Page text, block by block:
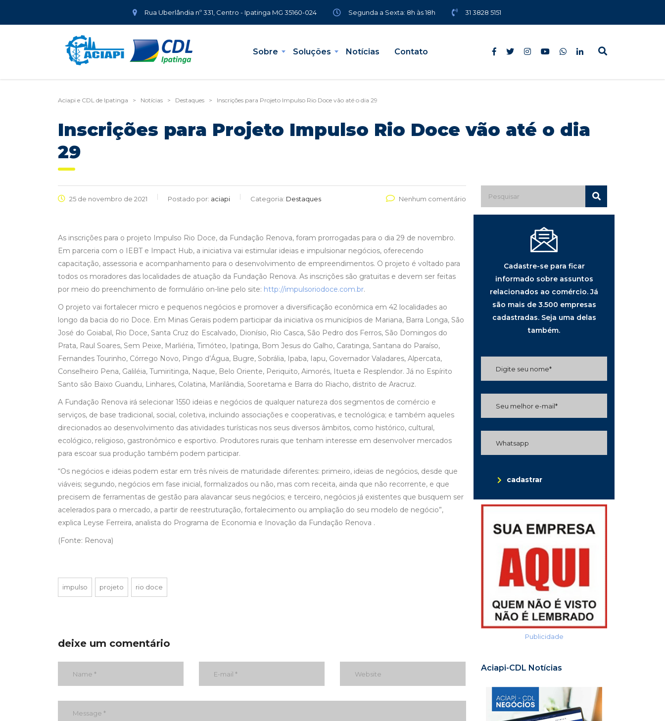
Rua Uberlândia nº 331, Centro - Ipatinga MG 35160-024 Segunda a Sexta: 8h às 18h 31 3828 5151
Sobre Soluções Notícias Contato
Aciapi e CDL de Ipatinga > Notícias > Destaques > Inscrições para Projeto Impulso Rio Doce vão até o dia 29
Inscrições para Projeto Impulso Rio Doce vão até o dia
29
25 de novembro de 2021 Postado por: aciapi Categoria: Destaques Nenhum comentário
As inscrições para o projeto Impulso Rio Doce, da Fundação Renova, foram prorrogadas para o dia 29 de novembro.
Em parceria com o IEBT e Impact Hub, a iniciativa vai estimular ideias e impulsionar negócios, oferecendo
capacitação, assessoria e acompanhamento para o desenvolvimento de empreendimentos. O projeto é voltado para
todos os moradores das localidades de atuação da Fundação Renova. As inscrições são gratuitas e devem ser feitas
por meio do preenchimento de formulário on-line pelo site: http://impulsoriodoce.com.br.
O projeto vai fortalecer micro e pequenos negócios e promover a diversificação econômica em 42 localidades ao
longo da bacia do rio Doce. Em Minas Gerais podem participar da iniciativa os municípios de Mariana, Barra Longa, São
José do Goiabal, Rio Doce, Santa Cruz do Escalvado, Dionísio, Rio Casca, São Pedro dos Ferros, São Domingos do
Prata, Raul Soares, Sem Peixe, Marliéria, Timóteo, Ipatinga, Bom Jesus do Galho, Caratinga, Santana do Paraíso,
Fernandes Tourinho, Córrego Novo, Pingo d’Água, Bugre, Sobrália, Ipaba, Iapu, Governador Valadares, Alpercata,
Conselheiro Pena, Galiléia, Tumiritinga, Naque, Belo Oriente, Periquito, Aimorés, Itueta e Resplendor. Já no Espírito
Santo são Baixo Guandu, Linhares, Colatina, Marilândia, Sooretama e Barra do Riacho, distrito de Aracruz.
A Fundação Renova irá selecionar 1550 ideias e negócios de qualquer natureza dos segmentos de comércio e
serviços, de base tradicional, social, coletiva, incluindo associações e cooperativas, e tecnológica; e também aqueles
direcionados ao desenvolvimento das atividades turísticas nos seus diversos âmbitos, como histórico, cultural,
ecológico, religioso, gastronômico e esportivo. Produtores rurais que tenham interesse em desenvolver mercados
para escoar sua produção também podem participar.
“Os negócios e ideias podem estar em três níveis de maturidade diferentes: primeiro, ideias de negócios, desde que
viáveis; segundo, negócios em fase inicial, formalizados ou não, mas com receita, ainda que não recorrente, e que
precisem de ferramentas de gestão para alavancar seus negócios; e terceiro, negócios já existentes que busquem ser
acelerados para o mercado, a partir de reestruturação, fortalecimento ou ampliação do seu modelo de negócio”,
explica Leyse Ferreira, analista do Programa de Economia e Inovação da Fundação Renova .
(Fonte: Renova)
impulso projeto rio doce
deixe um comentário
Cadastre-se para ficar
informado sobre assuntos
relacionados ao comércio. Já
são mais de 3.500 empresas
cadastradas. Seja uma delas
também.
cadastrar
Publicidade
Aciapi-CDL Notícias